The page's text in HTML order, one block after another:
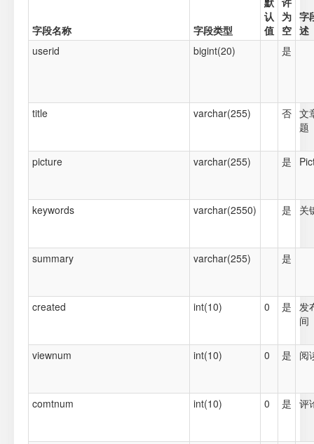
字段名称 字段类型
认
值
为
空
字
述
userid
bigint(20) 是
title varchar(255) 否 文
题
picture varchar(255) 是
keywords varchar(2550) 是 关
summary varchar(255) 是
created int(10) 0 是 发
间
viewnum int(10) 0 是 阅
comtnum int(10) 0 是 评